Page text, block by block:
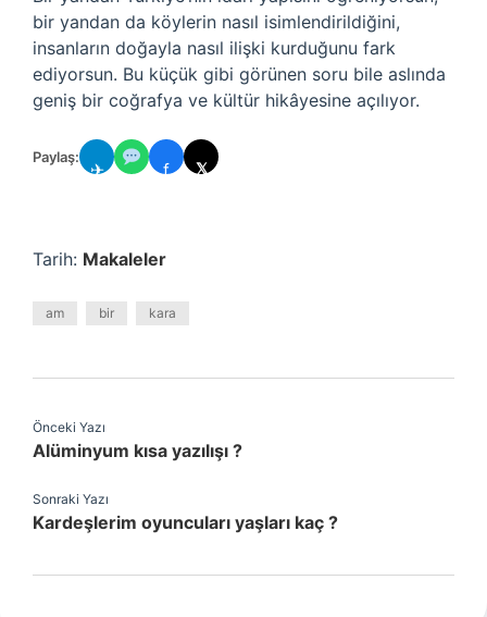
bir yandan da köylerin nasıl isimlendirildiğini,
insanların doğayla nasıl ilişki kurduğunu fark
ediyorsun. Bu küçük gibi görünen soru bile aslında
geniş bir coğrafya ve kültür hikâyesine açılıyor.
Paylaş:
✈ f 𝕏
Tarih: Makaleler
am bir kara
Önceki Yazı
Alüminyum kısa yazılışı ?
Sonraki Yazı
Kardeşlerim oyuncuları yaşları kaç ?